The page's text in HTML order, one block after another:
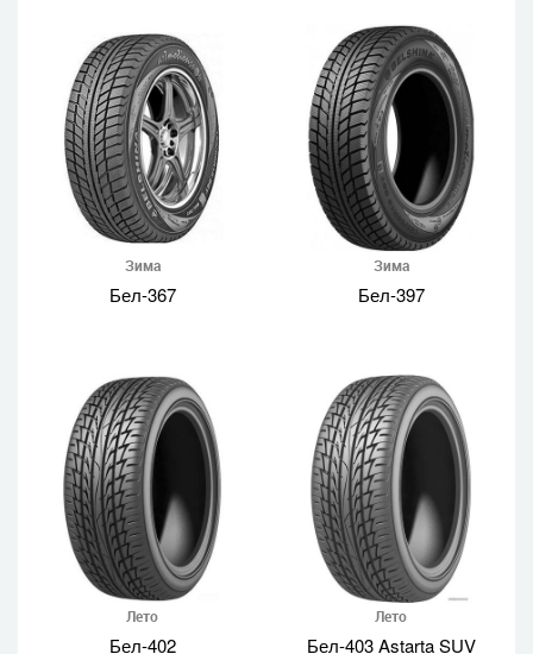
Зима
Бел-367
Зима
Бел-397
Лето
Бел-402
Лето
Бел-403 Astarta SUV